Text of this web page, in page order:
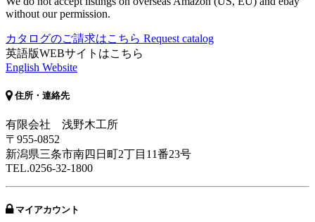
without our permission.
カタログのご請求はこちら Request catalog
英語版WEBサイトはこちら
English Website
住所・連絡先
有限会社 浅野木工所
〒955-0852
新潟県三条市南四日町2丁目11番23号
TEL.0256-32-1800
マイアカウント